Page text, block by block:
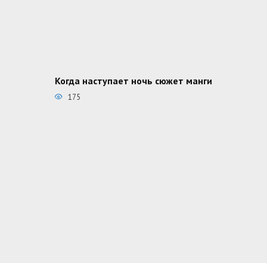
Когда наступает ночь сюжет манги
175